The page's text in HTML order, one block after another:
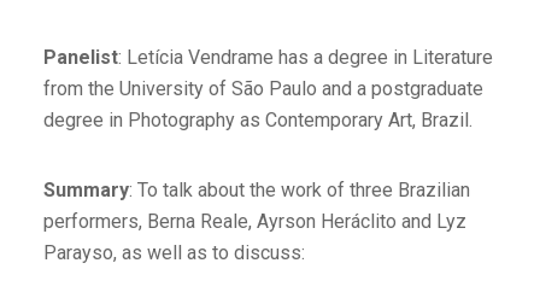
Panelist: Letícia Vendrame has a degree in Literature
from the University of São Paulo and a postgraduate
degree in Photography as Contemporary Art, Brazil.
Summary: To talk about the work of three Brazilian
performers, Berna Reale, Ayrson Heráclito and Lyz
Parayso, as well as to discuss: